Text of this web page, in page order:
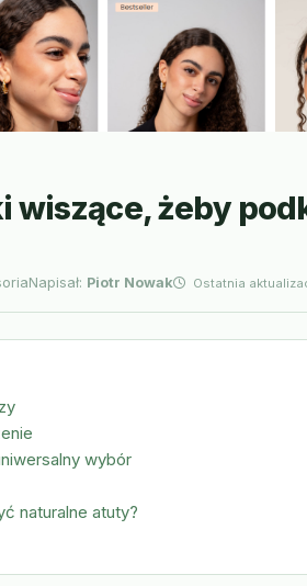
żeby
Napisał: Piotr Nowak Ostatnia
wybór
naturalne atuty?